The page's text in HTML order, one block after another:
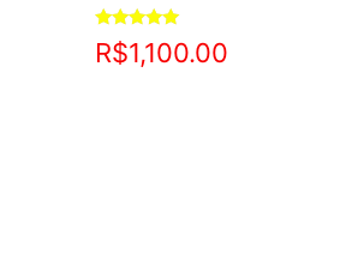
Avaliação
5.00
R$1,100.00